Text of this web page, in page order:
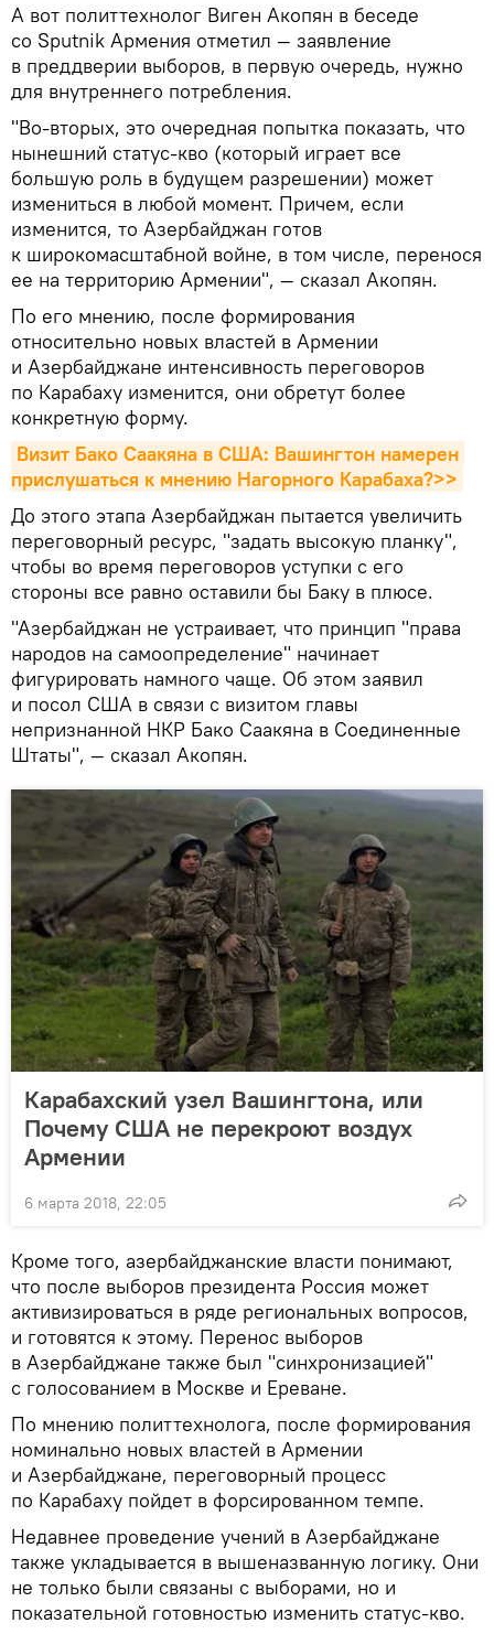
А вот политтехнолог Виген Акопян в беседе
со Sputnik Армения отметил — заявление
в преддверии выборов, в первую очередь, нужно
для внутреннего потребления.
"Во-вторых, это очередная попытка показать, что
нынешний статус-кво (который играет все
большую роль в будущем разрешении) может
измениться в любой момент. Причем, если
изменится, то Азербайджан готов
к широкомасштабной войне, в том числе, перенося
ее на территорию Армении", — сказал Акопян.
По его мнению, после формирования
относительно новых властей в Армении
и Азербайджане интенсивность переговоров
по Карабаху изменится, они обретут более
конкретную форму.
Визит Бако Саакяна в США: Вашингтон намерен
прислушаться к мнению Нагорного Карабаха?>>
До этого этапа Азербайджан пытается увеличить
переговорный ресурс, "задать высокую планку",
чтобы во время переговоров уступки с его
стороны все равно оставили бы Баку в плюсе.
"Азербайджан не устраивает, что принцип "права
народов на самоопределение" начинает
фигурировать намного чаще. Об этом заявил
и посол США в связи с визитом главы
непризнанной НКР Бако Саакяна в Соединенные
Штаты", — сказал Акопян.
Карабахский узел Вашингтона, или
Почему США не перекроют воздух
Армении
6 марта 2018, 22:05
Кроме того, азербайджанские власти понимают,
что после выборов президента Россия может
активизироваться в ряде региональных вопросов,
и готовятся к этому. Перенос выборов
в Азербайджане также был "синхронизацией"
с голосованием в Москве и Ереване.
По мнению политтехнолога, после формирования
номинально новых властей в Армении
и Азербайджане, переговорный процесс
по Карабаху пойдет в форсированном темпе.
Недавнее проведение учений в Азербайджане
также укладывается в вышеназванную логику. Они
не только были связаны с выборами, но и
показательной готовностью изменить статус-кво.